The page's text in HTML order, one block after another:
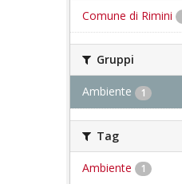
Comune di Rimini
Gruppi
Ambiente 1
Tag
Ambiente 1